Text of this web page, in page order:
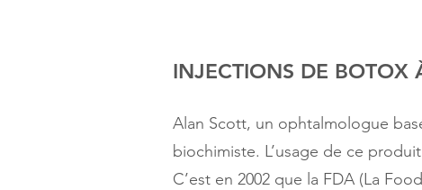
INJECTIONS DE BOTOX
Alan Scott, un ophtalmologue
biochimiste. L’usage de ce
C’est en 2002 que la FDA (La